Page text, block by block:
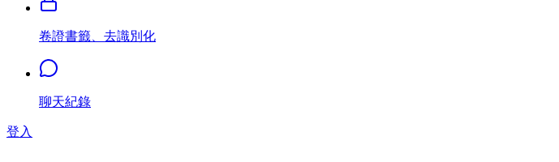
卷證書籤、去識別化
聊天紀錄
登入